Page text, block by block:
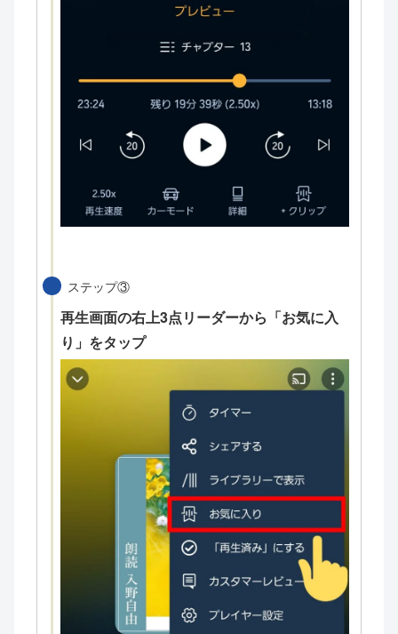
ステップ③
再生画面の右上3点リーダーから「お気に入
り」をタップ